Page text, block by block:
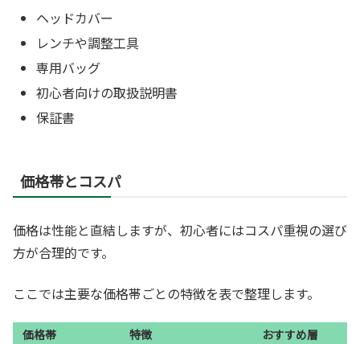
ヘッドカバー
レンチや調整工具
専用バッグ
初心者向けの取扱説明書
保証書
価格帯とコスパ
価格は性能と直結しますが、初心者にはコスパ重視の選び
方が合理的です。
ここでは主要な価格帯ごとの特徴を表で整理します。
価格帯 特徴 おすすめ層